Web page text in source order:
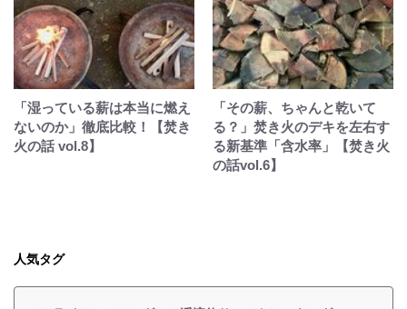
「湿っている薪は本当に燃え
ないのか」徹底比較！【焚き
火の話 vol.8】
「その薪、ちゃんと乾いて
る？」焚き火のデキを左右す
る新基準「含水率」【焚き火
の話vol.6】
人気タグ